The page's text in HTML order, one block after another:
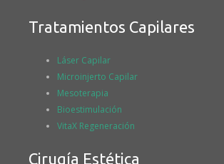
Tratamientos Capilares
Láser Capilar
Microinjerto Capilar
Mesoterapia
Bioestimulación
VitaX Regeneración
Cirugía Estética